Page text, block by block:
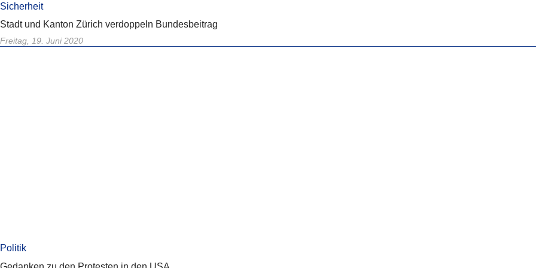
Sicherheit
Stadt und Kanton Zürich verdoppeln Bundesbeitrag
Freitag, 19. Juni 2020
Politik